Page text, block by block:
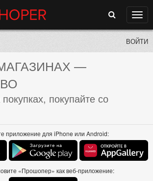
Поиск
ВОЙТИ
—
покупайте со
приложение для iPhone или Android:
«Прошопер» как веб-приложение: